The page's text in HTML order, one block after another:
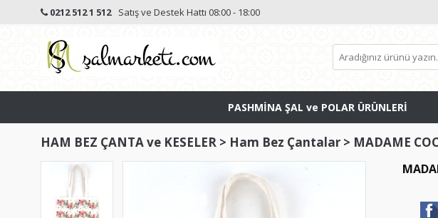
0212 512 1 512 Satış ve Destek Hattı 08:00 - 18:00
PASHMİNA ŞAL ve POLAR ÜRÜNLERİ
HAM BEZ ÇANTA ve KESELER > Ham Bez Çantalar > MADAME